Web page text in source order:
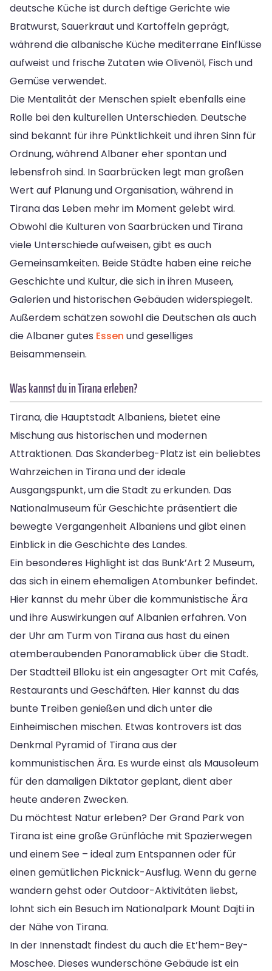
deutsche Küche ist durch deftige Gerichte wie
Bratwurst, Sauerkraut und Kartoffeln geprägt,
während die albanische Küche mediterrane Einflüsse
aufweist und frische Zutaten wie Olivenöl, Fisch und
Gemüse verwendet.
Die Mentalität der Menschen spielt ebenfalls eine
Rolle bei den kulturellen Unterschieden. Deutsche
sind bekannt für ihre Pünktlichkeit und ihren Sinn für
Ordnung, während Albaner eher spontan und
lebensfroh sind. In Saarbrücken legt man großen
Wert auf Planung und Organisation, während in
Tirana das Leben mehr im Moment gelebt wird.
Obwohl die Kulturen von Saarbrücken und Tirana
viele Unterschiede aufweisen, gibt es auch
Gemeinsamkeiten. Beide Städte haben eine reiche
Geschichte und Kultur, die sich in ihren Museen,
Galerien und historischen Gebäuden widerspiegelt.
Außerdem schätzen sowohl die Deutschen als auch
die Albaner gutes Essen und geselliges
Beisammensein.
Was kannst du in Tirana erleben?
Tirana, die Hauptstadt Albaniens, bietet eine
Mischung aus historischen und modernen
Attraktionen. Das Skanderbeg-Platz ist ein beliebtes
Wahrzeichen in Tirana und der ideale
Ausgangspunkt, um die Stadt zu erkunden. Das
Nationalmuseum für Geschichte präsentiert die
bewegte Vergangenheit Albaniens und gibt einen
Einblick in die Geschichte des Landes.
Ein besonderes Highlight ist das Bunk’Art 2 Museum,
das sich in einem ehemaligen Atombunker befindet.
Hier kannst du mehr über die kommunistische Ära
und ihre Auswirkungen auf Albanien erfahren. Von
der Uhr am Turm von Tirana aus hast du einen
atemberaubenden Panoramablick über die Stadt.
Der Stadtteil Blloku ist ein angesagter Ort mit Cafés,
Restaurants und Geschäften. Hier kannst du das
bunte Treiben genießen und dich unter die
Einheimischen mischen. Etwas kontrovers ist das
Denkmal Pyramid of Tirana aus der
kommunistischen Ära. Es wurde einst als Mausoleum
für den damaligen Diktator geplant, dient aber
heute anderen Zwecken.
Du möchtest Natur erleben? Der Grand Park von
Tirana ist eine große Grünfläche mit Spazierwegen
und einem See – ideal zum Entspannen oder für
einen gemütlichen Picknick-Ausflug. Wenn du gerne
wandern gehst oder Outdoor-Aktivitäten liebst,
lohnt sich ein Besuch im Nationalpark Mount Dajti in
der Nähe von Tirana.
In der Innenstadt findest du auch die Et’hem-Bey-
Moschee. Dieses wunderschöne Gebäude ist ein